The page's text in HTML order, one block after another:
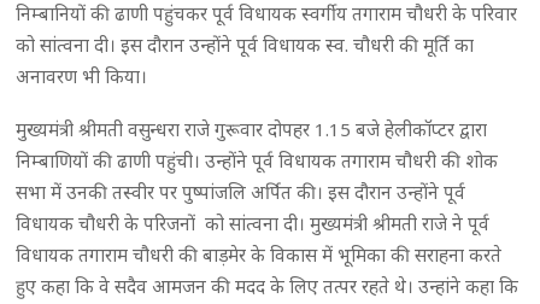
निम्बानियों की ढाणी पहुंचकर पूर्व विधायक स्वर्गीय तगाराम चौधरी के परिवार
को सांत्वना दी। इस दौरान उन्होंने पूर्व विधायक स्व. चौधरी की मूर्ति का
अनावरण भी किया।
मुख्यमंत्री श्रीमती वसुन्धरा राजे गुरूवार दोपहर 1.15 बजे हेलीकॉप्टर द्वारा
निम्बाणियों की ढाणी पहुंची। उन्होंने पूर्व विधायक तगाराम चौधरी की शोक
सभा में उनकी तस्वीर पर पुष्पांजलि अर्पित की। इस दौरान उन्होंने पूर्व
विधायक चौधरी के परिजनों को सांत्वना दी। मुख्यमंत्री श्रीमती राजे ने पूर्व
विधायक तगाराम चौधरी की बाड़मेर के विकास में भूमिका की सराहना करते
हुए कहा कि वे सदैव आमजन की मदद के लिए तत्पर रहते थे। उन्हांने कहा कि